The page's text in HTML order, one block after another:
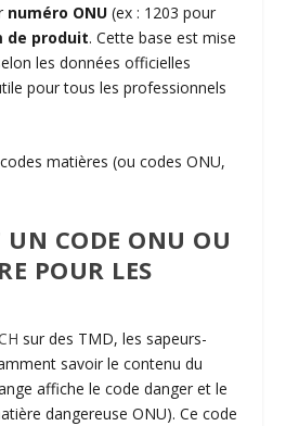
numéro ONU (ex : 1203 pour
de produit. Cette base est mise
les données officielles
pour tous les professionnels
matières (ou codes ONU,
UN CODE ONU OU
POUR LES
sur des TMD, les sapeurs-
savoir le contenu du
affiche le code danger et le
dangereuse ONU). Ce code